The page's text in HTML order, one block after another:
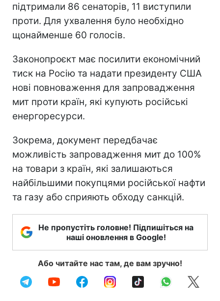
підтримали 86 сенаторів, 11 виступили
проти. Для ухвалення було необхідно
щонайменше 60 голосів.
Законопроєкт має посилити економічний
тиск на Росію та надати президенту США
нові повноваження для запровадження
мит проти країн, які купують російські
енергоресурси.
Зокрема, документ передбачає
можливість запровадження мит до 100%
на товари з країн, які залишаються
найбільшими покупцями російської нафти
та газу або сприяють обходу санкцій.
Не пропустіть головне! Підпишіться на
наші оновлення в Google!
Або читайте нас там, де вам зручно!